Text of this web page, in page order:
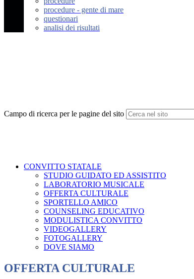
procedure - gente di mare
questionari
analisi dei risultati
Campo di ricerca per le pagine del sito
CONVITTO STATALE
STUDIO GUIDATO ED ASSISTITO
LABORATORIO MUSICALE
OFFERTA CULTURALE
SPORTELLO AMICO
COUNSELING EDUCATIVO
MODULISTICA CONVITTO
VIDEOGALLERY
FOTOGALLERY
DOVE SIAMO
OFFERTA CULTURALE